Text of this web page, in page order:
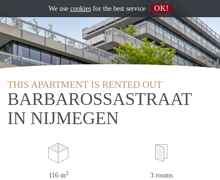
THIS APARTMENT IS RENTED OUT
BARBAROSSASTRAAT
IN NIJMEGEN
116 m2 3 rooms
We use cookiesfor the best service OK!